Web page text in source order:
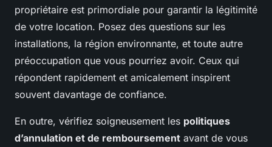
propriétaire est primordiale pour garantir la légitimité
de votre location. Posez des questions sur les
installations, la région environnante, et toute autre
préoccupation que vous pourriez avoir. Ceux qui
répondent rapidement et amicalement inspirent
souvent davantage de confiance.
En outre, vérifiez soigneusement les politiques
d’annulation et de remboursement avant de vous